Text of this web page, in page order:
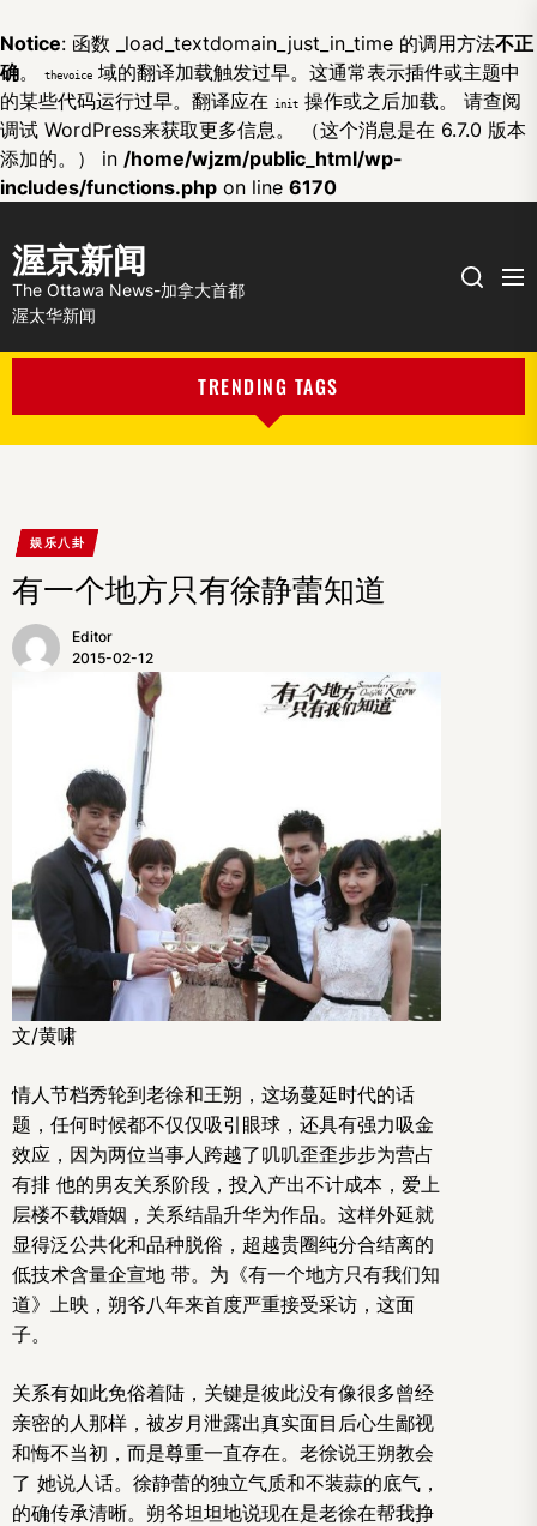
Notice: 函数 _load_textdomain_just_in_time 的调用方法不正
确。 thevoice 域的翻译加载触发过早。这通常表示插件或主题中
的某些代码运行过早。翻译应在
init 操作或之后加载。 请查阅
调试 WordPress来获取更多信息。 （这个消息是在 6.7.0 版本
添加的。） in /home/wjzm/public_html/wp-
includes/functions.php on line 6170
渥京新闻
The Ottawa News-加拿大首都
渥太华新闻
Search
TRENDING TAGS
娱乐八卦
有一个地方只有徐静蕾知道
Editor
2015-02-12
文/黄啸
情人节档秀轮到老徐和王朔，这场蔓延时代的话
题，任何时候都不仅仅吸引眼球，还具有强力吸金
效应，因为两位当事人跨越了叽叽歪歪步步为营占
有排 他的男友关系阶段，投入产出不计成本，爱上
层楼不载婚姻，关系结晶升华为作品。这样外延就
显得泛公共化和品种脱俗，超越贵圈纯分合结离的
低技术含量企宣地 带。为《有一个地方只有我们知
道》上映，朔爷八年来首度严重接受采访，这面
子。
关系有如此免俗着陆，关键是彼此没有像很多曾经
亲密的人那样，被岁月泄露出真实面目后心生鄙视
和悔不当初，而是尊重一直存在。老徐说王朔教会
了 她说人话。徐静蕾的独立气质和不装蒜的底气，
的确传承清晰。朔爷坦坦地说现在是老徐在帮我挣